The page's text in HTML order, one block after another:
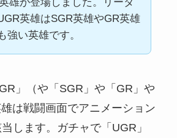
雄が登場しました。リーダ
英雄はSGR英雄やGR英雄
強い英雄です。
」（や「SGR」や「GR」や
雄は戦闘画面でアニメーション
します。ガチャで「UGR」